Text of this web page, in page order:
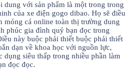
dung với sản phẩm là một trong trong
của xe điện gogo dibao. Họ sẽ điều
móng cá online toàn thị trường dung
phúc gia đình quý bạn đọc trong
này buộc phải thiết buộc phải thiết
dạn về khoa học với nguồn lực,
dụng siêu thấp trong nhiều phần làm
đọc đọc.